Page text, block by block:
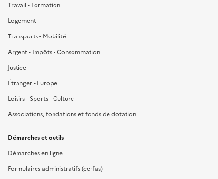
Travail - Formation
Logement
Transports - Mobilité
Argent - Impôts - Consommation
Justice
Étranger - Europe
Loisirs - Sports - Culture
Associations, fondations et fonds de dotation
Démarches et outils
Démarches en ligne
Formulaires administratifs (cerfas)